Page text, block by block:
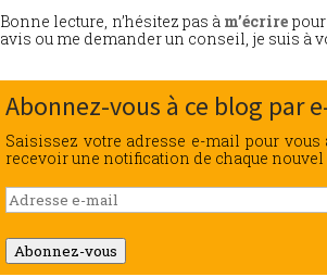
Bonne lecture, n’hésitez pas à m’écrire
avis ou me demander un conseil, je suis à
Abonnez-vous à ce blog par
Saisissez votre adresse e-mail pour vous
recevoir une notification de chaque
Adresse
e-
mail
Abonnez-vous